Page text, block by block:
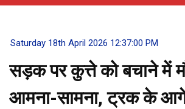
Saturday 18th April 2026 12:37:00 PM
सड़क पर कुत्ते को बचाने में
आमना-सामना, ट्रक के आगे